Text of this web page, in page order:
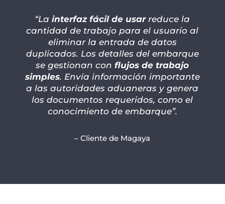
“Lainterfaz fácil de usarreduce la
cantidad de trabajo para el usuario al
eliminar la entrada de datos
duplicados. Los detalles del embarque
se gestionan conflujos de trabajo
simples. Envía información importante
a las autoridades aduaneras y genera
los documentos requeridos, como el
conocimiento de embarque”.
– Cliente de Magaya